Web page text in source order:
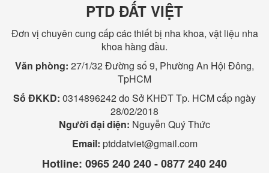
PTD ĐẤT VIỆT
Đơn vị chuyên cung cấp các thiết bị nha khoa, vật liệu nha
khoa hàng đầu.
Văn phòng: 27/1/32 Đường số 9, Phường An Hội Đông,
TpHCM
Số ĐKKD: 0314896242 do Sở KHĐT Tp. HCM cấp ngày
28/02/2018
Người đại diện: Nguyễn Quý Thức
Email: ptddatviet@gmail.com
Hotline: 0965 240 240 - 0877 240 240